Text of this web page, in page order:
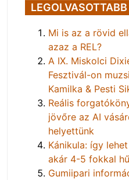
LEGOLVASOTTABB
Mi is az a rövid
azaz a REL?
A IX. Miskolci
Fesztivál-on
Kamilka & Pesti
Reális
jövőre az AI
helyettünk
Kánikula: így
akár 4-5 fokkal
Gumiipari